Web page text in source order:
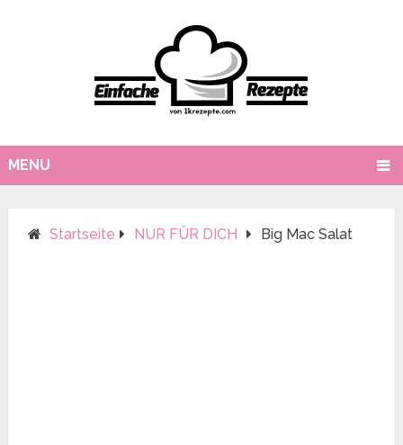
MENU
Startseite NUR FÜR DICH Big Mac Salat